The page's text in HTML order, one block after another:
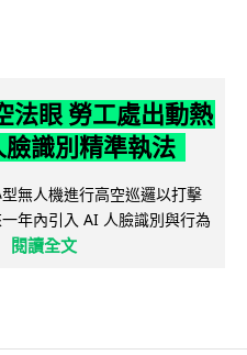
法眼 勞工處出動熱
識別精準執法
無人機進行高空巡邏以打擊
年內引入 AI 人臉識別與行為
閱讀全文